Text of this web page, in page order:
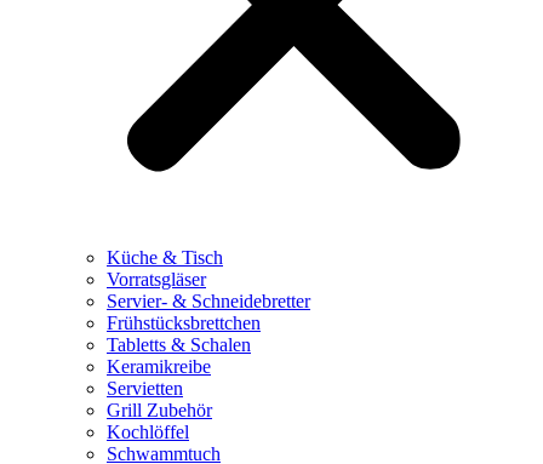
Küche & Tisch
Vorratsgläser
Servier- & Schneidebretter
Frühstücksbrettchen
Tabletts & Schalen
Keramikreibe
Servietten
Grill Zubehör
Kochlöffel
Schwammtuch